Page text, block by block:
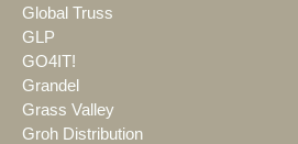
Global Truss
GLP
GO4IT!
Grandel
Grass Valley
Groh Distribution